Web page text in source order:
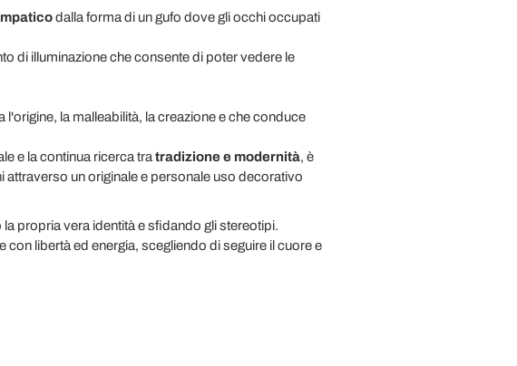
dalla forma di un gufo dove gli occhi occupati
di illuminazione che consente di poter vedere le
la malleabilità, la creazione e che conduce
e la continua ricerca tra tradizione e modernità, è
un originale e personale uso decorativo
propria vera identità e sfidando gli stereotipi.
con libertà ed energia, scegliendo di seguire il cuore e